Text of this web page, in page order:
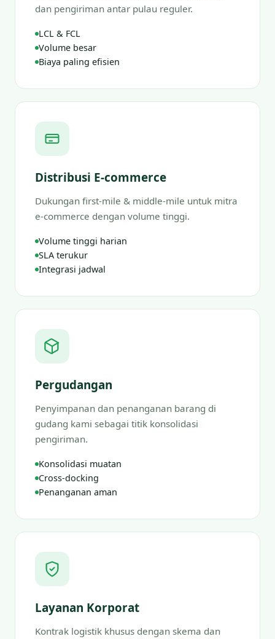
dan pengiriman antar pulau reguler.
LCL & FCL
Volume besar
Biaya paling efisien
Distribusi E-commerce
Dukungan first-mile & middle-mile untuk mitra
e-commerce dengan volume tinggi.
Volume tinggi harian
SLA terukur
Integrasi jadwal
Pergudangan
Penyimpanan dan penanganan barang di
gudang kami sebagai titik konsolidasi
pengiriman.
Konsolidasi muatan
Cross-docking
Penanganan aman
Layanan Korporat
Kontrak logistik khusus dengan skema dan